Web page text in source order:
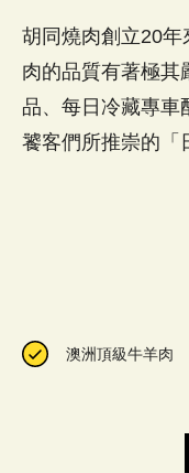
胡同燒肉創立20
肉的品質有著極其
品、每日冷藏專車
饕客們所推崇的「
澳洲頂級牛羊肉